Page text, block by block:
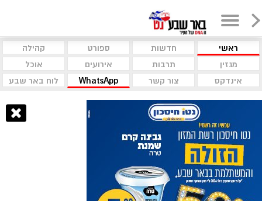
ראשי חדשות ספורט
קהילה
מגזין
תרבות אירועים
אוכל
אינדקס
צור קשר WhatsApp לוח באר שבע